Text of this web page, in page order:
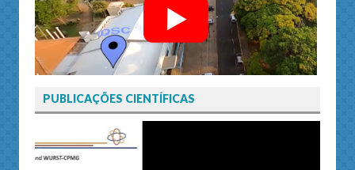
PUBLICAÇÕES CIENTÍFICAS